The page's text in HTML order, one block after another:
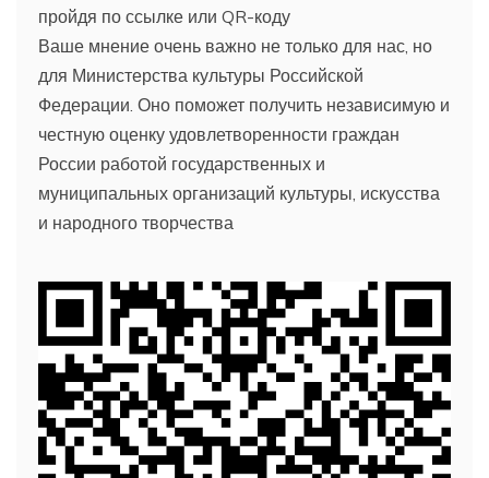
пройдя по ссылке или QR-коду
Ваше мнение очень важно не только для нас, но
для Министерства культуры Российской
Федерации. Оно поможет получить независимую и
честную оценку удовлетворенности граждан
России работой государственных и
муниципальных организаций культуры, искусства
и народного творчества